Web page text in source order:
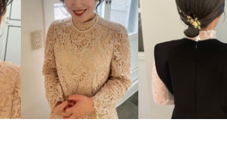
#ARRANGE #BOB